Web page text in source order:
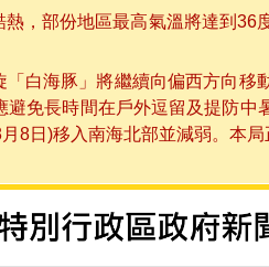
，部份地區最高氣溫將達到
白海豚」將繼續向偏西方向
免長時間在戶外逗留及提防
8日)移入南海北部並減弱。本